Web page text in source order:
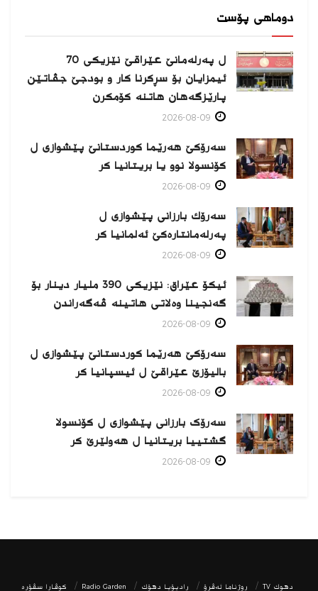
دوماهی پۆست
ل پەرلەمانێ عێراقێ نێزیکی 70
ئیمزایان بۆ سڕکرنا کار و بودجێ جڤاتێن
پارێزگەهان هاتنە کۆمکرن
سەرۆکێ هەرێما کوردستانێ پێشوازی ل
کۆنسولا نوو یا بریتانیا کر
سەرۆك بارزانی پێشوازی ل
پەرلەمانتارەكێ ئەلمانیا كر
ئیکۆ عێراق: نێزیکی 390 ملیار دینار بۆ
گەنجینا وەلاتی هاتینە ڤەگەراندن
سەرۆکێ هەرێما کوردستانێ پێشوازی ل
بالیۆزێ عێراقێ ل ئیسپانیا كر
سەرۆک بارزانی پێشوازی ل کۆنسولا
گشتییا بریتانیا ل هەولێرێ كر
دھوك TV روژناما ئەڤرۆ رادیۆیا دهۆك Radio Garden كوڤارا سڤۆره‌